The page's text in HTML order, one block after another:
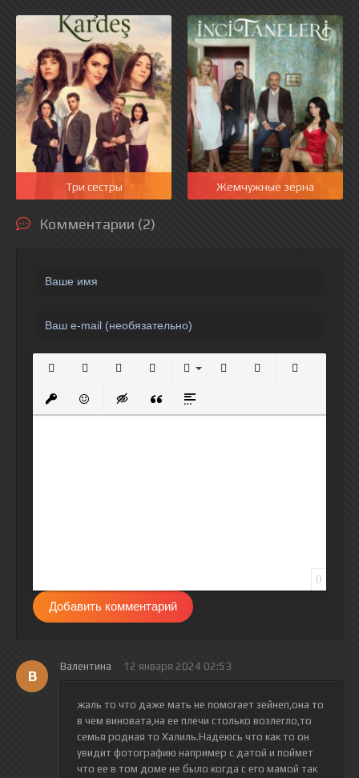
Три сестры Жемчужные зерна
Комментарии (2)
Вставить защищенную ссылку
Вставить смайлик
Вставка скрытого текста
Вставка цитаты
Вставка спойлера
0
Добавить комментарий
В
Валентина 12 января 2024 02:53
жаль то что даже мать не помогает зейнеп,она то
в чем виновата,на ее плечи столько возлегло,то
семья родная то Халиль.Надеюсь что как то он
увидит фотографию например с датой и поймет
что ее в том доме не было когда с его мамой так